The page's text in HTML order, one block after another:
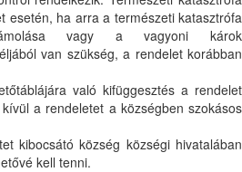
esetén, ha arra a természeti katasztrófa
vagy a vagyoni károk
van szükség, a rendelet korábban
való kifüggesztés a rendelet
a rendeletet a községben szokásos
kibocsátó község községi hivatalában
kell tenni.